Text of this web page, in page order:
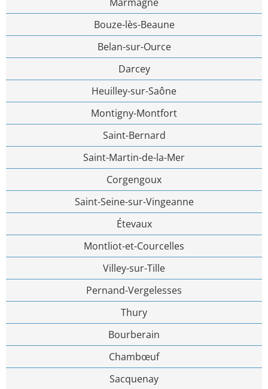
Bouze-lès-Beaune
Belan-sur-Ource
Darcey
Heuilley-sur-Saône
Montigny-Montfort
Saint-Bernard
Saint-Martin-de-la-Mer
Corgengoux
Saint-Seine-sur-Vingeanne
Étevaux
Montliot-et-Courcelles
Villey-sur-Tille
Pernand-Vergelesses
Thury
Bourberain
Chambœuf
Sacquenay